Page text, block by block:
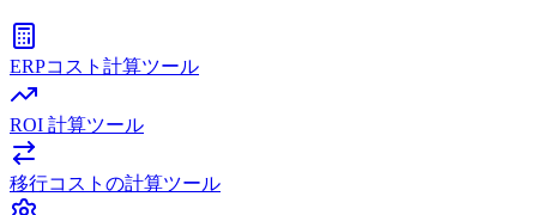
ERPコスト計算ツール
ROI 計算ツール
移行コストの計算ツール